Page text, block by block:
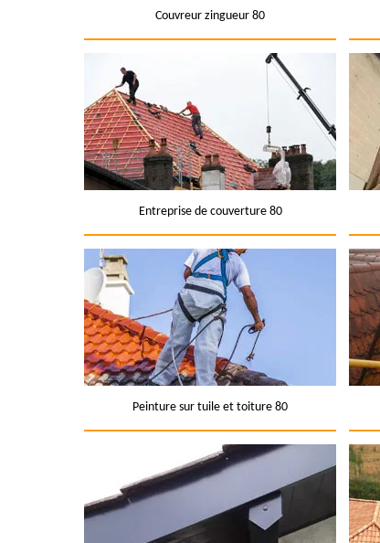
Couvreur zingueur 80
Entreprise de couverture 80
Peinture sur tuile et toiture 80